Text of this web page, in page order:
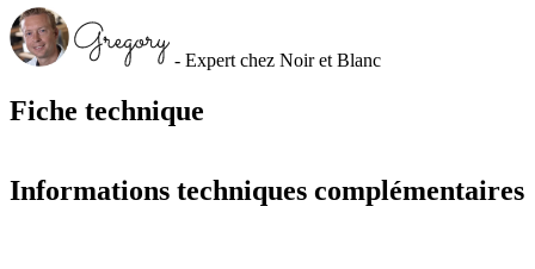
Fiche technique
Informations techniques complémentaires
- Expert chez Noir et Blanc